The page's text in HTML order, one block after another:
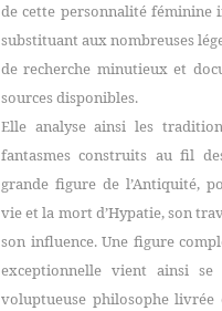
de cette personnalité féminine
substituant aux nombreuses
de recherche minutieux et
sources disponibles.
Elle analyse ainsi les
fantasmes construits au fil
grande figure de l’Antiquité,
vie et la mort d’Hypatie, son
son influence. Une figure
exceptionnelle vient ainsi
voluptueuse philosophe